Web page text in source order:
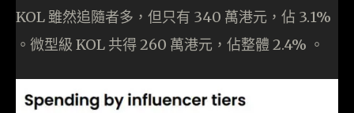
KOL 雖然追隨者多，但只有 340 萬港元，佔 3.1%
。微型級 KOL 共得 260 萬港元，佔整體 2.4% 。